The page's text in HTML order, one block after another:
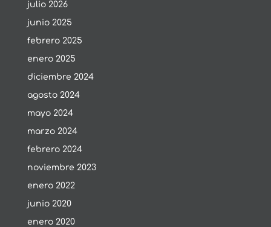
julio 2026
junio 2025
febrero 2025
enero 2025
diciembre 2024
agosto 2024
mayo 2024
marzo 2024
febrero 2024
noviembre 2023
enero 2022
junio 2020
enero 2020